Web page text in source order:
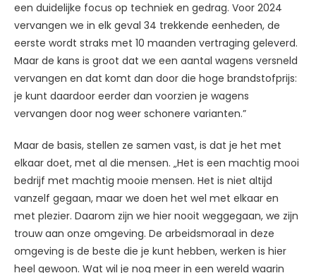
een duidelijke focus op techniek en gedrag. Voor 2024
vervangen we in elk geval 34 trekkende eenheden, de
eerste wordt straks met 10 maanden vertraging geleverd.
Maar de kans is groot dat we een aantal wagens versneld
vervangen en dat komt dan door die hoge brandstofprijs:
je kunt daardoor eerder dan voorzien je wagens
vervangen door nog weer schonere varianten.”
Maar de basis, stellen ze samen vast, is dat je het met
elkaar doet, met al die mensen. „Het is een machtig mooi
bedrijf met machtig mooie mensen. Het is niet altijd
vanzelf gegaan, maar we doen het wel met elkaar en
met plezier. Daarom zijn we hier nooit weggegaan, we zijn
trouw aan onze omgeving. De arbeidsmoraal in deze
omgeving is de beste die je kunt hebben, werken is hier
heel gewoon. Wat wil je nog meer in een wereld waarin